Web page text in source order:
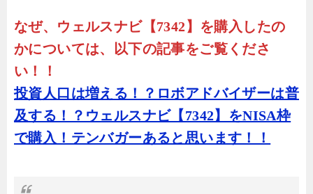
なぜ、ウェルスナビ【7342】を購入したの
かについては、以下の記事をご覧くださ
い！！
投資人口は増える！？ロボアドバイザーは普
及する！？ウェルスナビ【7342】をNISA枠
で購入！テンバガーあると思います！！